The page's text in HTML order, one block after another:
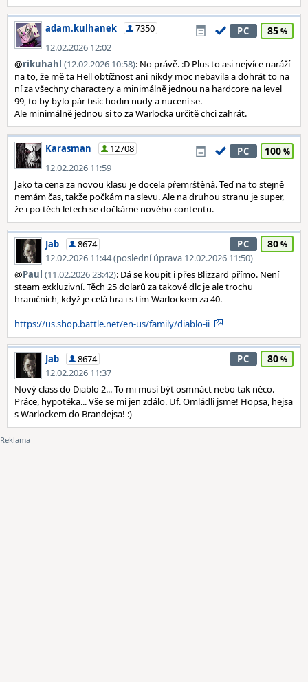
adam.kulhanek
7350
12.02.2026 12:02
PC 85
@rikuhahl (12.02.2026 10:58): No právě. :D Plus to asi nejvíce naráží
na to, že mě ta Hell obtížnost ani nikdy moc nebavila a dohrát to na
ní za všechny charactery a minimálně jednou na hardcore na level
99, to by bylo pár tisíc hodin nudy a nucení se.
Ale minimálně jednou si to za Warlocka určitě chci zahrát.
Karasman
12708
12.02.2026 11:59
PC 100
Jako ta cena za novou klasu je docela přemrštěná. Teď na to stejně
nemám čas, takže počkám na slevu. Ale na druhou stranu je super,
že i po těch letech se dočkáme nového contentu.
Jab
8674
12.02.2026 11:44 (poslední úprava 12.02.2026 11:50)
PC 80
@Paul (11.02.2026 23:42): Dá se koupit i přes Blizzard přímo. Není
steam exkluzivní. Těch 25 dolarů za takové dlc je ale trochu
hraničních, když je celá hra i s tím Warlockem za 40.
https://us.shop.battle.net/en-us/family/diablo-ii
Jab
8674
12.02.2026 11:37
PC 80
Nový class do Diablo 2... To mi musí být osmnáct nebo tak něco.
Práce, hypotéka... Vše se mi jen zdálo. Uf. Omládli jsme! Hopsa, hejsa
s Warlockem do Brandejsa! :)